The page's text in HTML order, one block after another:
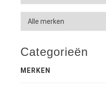
Categorieën
MERKEN